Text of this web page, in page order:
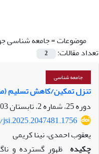
موضوعات =جامعه شناسی
تعداد مقالات:
2
جامعه شناسی
تنزل تمکین/کاهش تسلیم
دوره 25، شماره 2، تابستان 1403، صفحه
یعقوب احمدی، نینا کریمی
چکیده ظهور گسترده و